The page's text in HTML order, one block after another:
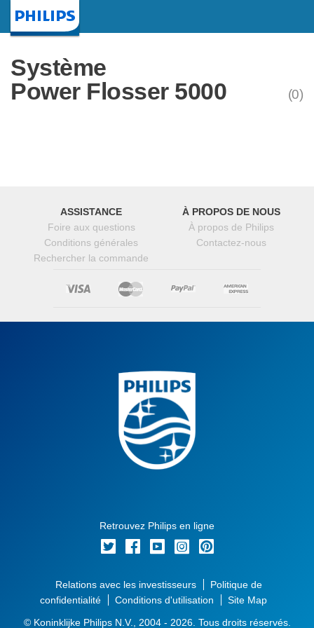
Système
Power Flosser 5000
(0)
ASSISTANCE
Foire aux questions
Conditions générales
Rechercher la commande
À PROPOS DE NOUS
À propos de Philips
Contactez-nous
Retrouvez Philips en ligne
Relations avec les investisseurs
Politique de
confidentialité
Conditions d'utilisation
Site Map
© Koninklijke Philips N.V., 2004 - 2026. Tous droits réservés.